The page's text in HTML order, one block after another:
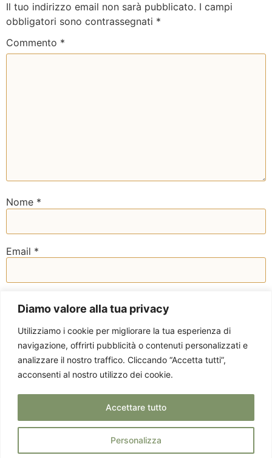
Diamo valore alla tua privacy
Utilizziamo i cookie per migliorare la tua esperienza di
navigazione, offrirti pubblicità o contenuti personalizzati e
analizzare il nostro traffico. Cliccando “Accetta tutti”,
acconsenti al nostro utilizzo dei cookie.
Personalizza
Accettare tutto
Il tuo indirizzo email non sarà pubblicato. I campi
obbligatori sono contrassegnati *
Commento *
Nome *
Email *